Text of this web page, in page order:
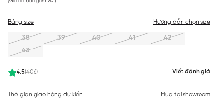
4.5(406) Viết đánh giá
Bảng size Hướng dẫn chọn size
38 39 40 41
42
43
Thời gian giao hàng dự kiến
Mua tại showroom